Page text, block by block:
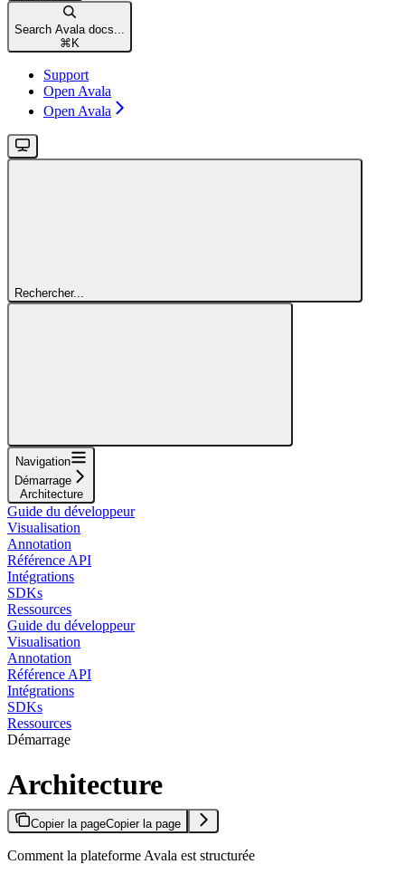
Search Avala docs...
⌘ K
Support
Open Avala
Open Avala
Rechercher...
Navigation
Démarrage
Architecture
Guide du développeur
Visualisation
Annotation
Référence API
Intégrations
SDKs
Ressources
Guide du développeur
Visualisation
Annotation
Référence API
Intégrations
SDKs
Ressources
Démarrage
Architecture
Copier la pageCopier la page
Comment la plateforme Avala est structurée